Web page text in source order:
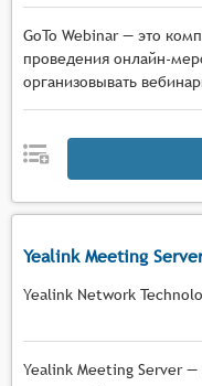
GoTo Webinar — это
проведения онлайн-
организовывать
Yealink Meeting
Yealink Network
Yealink Meeting Server